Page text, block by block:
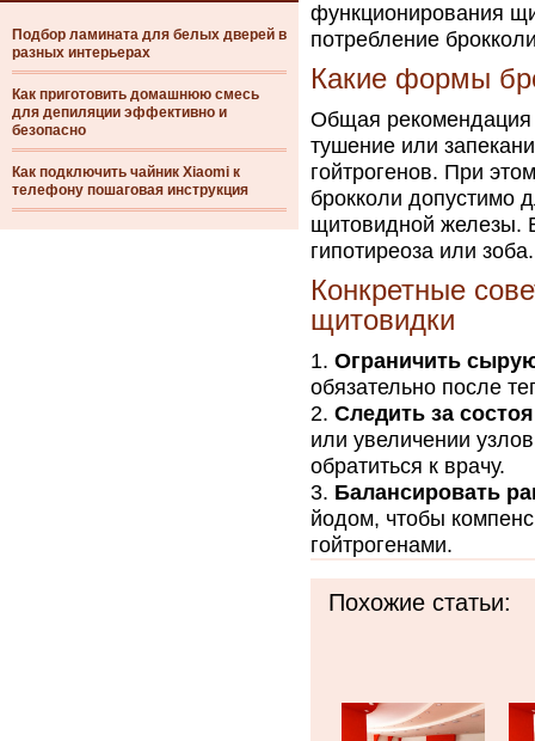
Подбор ламината для белых дверей в
разных интерьерах
Как приготовить домашнюю смесь
для депиляции эффективно и
безопасно
Как подключить чайник Xiaomi к
телефону пошаговая инструкция
функционирования
потребление
Какие формы
Общая рекомендация
тушение или
гойтрогенов. При
брокколи допустимо
щитовидной железы.
гипотиреоза или зоба.
Конкретные
щитовидки
Ограничить
обязательно после
Следить за
или увеличении
обратиться к врачу.
Балансировать
йодом, чтобы
гойтрогенами.
Похожие статьи: